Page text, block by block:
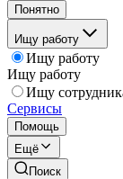
Понятно
Ищу работу
Ищу работу
Ищу работу
Ищу
Сервисы
Помощь
Ещё
Поиск